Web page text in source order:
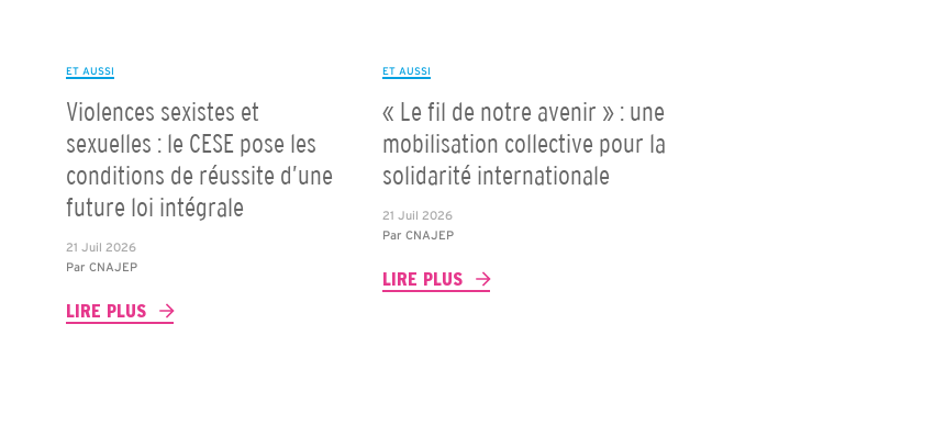
ET AUSSI
Violences sexistes et
sexuelles : le CESE pose les
conditions de réussite d’une
future loi intégrale
21 Juil 2026
Par CNAJEP
LIRE PLUS
ET AUSSI
« Le fil de notre avenir » : une
mobilisation collective pour la
solidarité internationale
21 Juil 2026
ParCNAJEP
LIRE PLUS